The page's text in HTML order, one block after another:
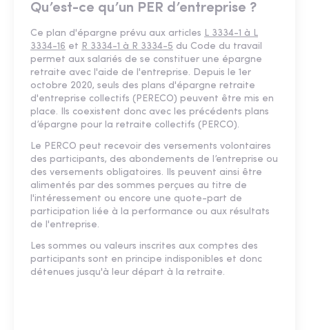
Qu’est-ce qu’un PER d’entreprise ?
Ce plan d'épargne prévu aux articles L 3334-1 à L
3334-16 et R 3334-1 à R 3334-5 du Code du travail
permet aux salariés de se constituer une épargne
retraite avec l'aide de l'entreprise. Depuis le 1er
octobre 2020, seuls des plans d'épargne retraite
d'entreprise collectifs (PERECO) peuvent être mis en
place. Ils coexistent donc avec les précédents plans
d’épargne pour la retraite collectifs (PERCO).
Le PERCO peut recevoir des versements volontaires
des participants, des abondements de l’entreprise ou
des versements obligatoires. Ils peuvent ainsi être
alimentés par des sommes perçues au titre de
l'intéressement ou encore une quote-part de
participation liée à la performance ou aux résultats
de l'entreprise.
Les sommes ou valeurs inscrites aux comptes des
participants sont en principe indisponibles et donc
détenues jusqu'à leur départ à la retraite.